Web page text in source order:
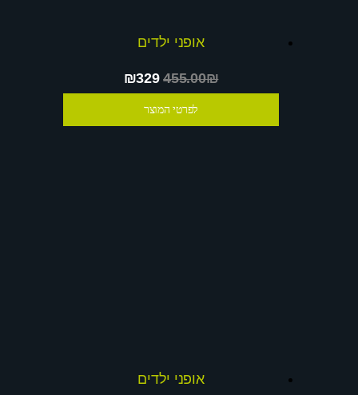
אופני ילדים
₪329455.00₪
לפרטי המוצר
אופני ילדים